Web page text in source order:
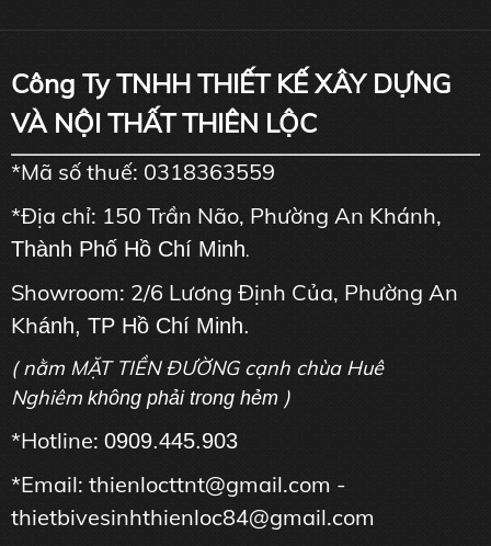
Công Ty TNHH THIẾT KẾ XÂY DỰNG
VÀ NỘI THẤT THIÊN LỘC
*Mã số thuế: 0318363559
*Địa chỉ: 150 Trần Não, Phường An Khánh,
Thành Phố Hồ Chí Minh.
Showroom: 2/6 Lương Định Của, Phường An
Khánh, TP Hồ Chí Minh.
( nằm MẶT TIỀN ĐƯỜNG cạnh chùa Huê
Nghiêm không phải trong hẻm )
*Hotline: 0909.445.903
*Email: thienlocttnt@gmail.com -
thietbivesinhthienloc84@gmail.com